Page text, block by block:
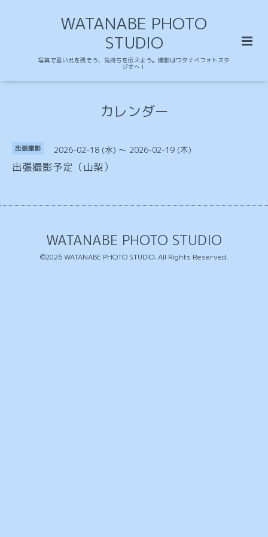
WATANABE PHOTO
STUDIO
写真で思い出を残そう、気持ちを伝えよう。撮影はワタナベフォトスタ
ジオへ！
カレンダー
出張撮影 2026-02-18 (水) ～ 2026-02-19 (木)
出張撮影予定（山梨）
WATANABE PHOTO STUDIO
©2026WATANABE PHOTO STUDIO. All Rights Reserved.